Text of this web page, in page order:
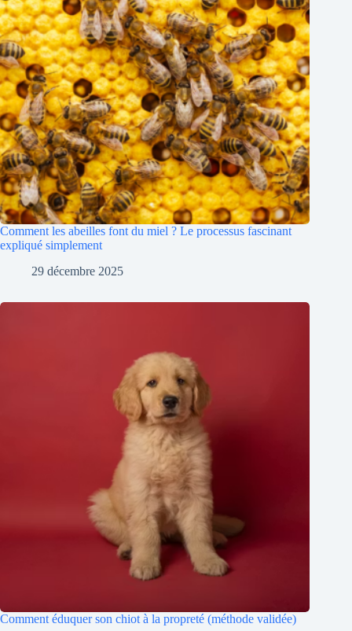
Comment les abeilles font du miel ? Le processus fascinant
expliqué simplement
29 décembre 2025
Comment éduquer son chiot à la propreté (méthode validée)